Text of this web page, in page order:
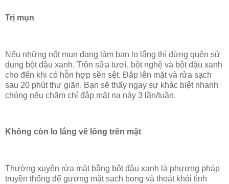
Trị mụn
Nếu những nốt mụn đang làm bạn lo lắng thì đừng quên sử
dụng bột đậu xanh. Trộn sữa tươi, bột nghệ và bột đậu xanh
cho đến khi có hỗn hợp sền sệt. Đắp lên mặt và rửa sạch
sau 20 phút thư giãn. Bạn sẽ thấy ngay sự khác biệt nhanh
chóng nếu chăm chỉ đắp mặt nạ này 3 lần/tuần.
Không còn lo lắng về lông trên mặt
Thường xuyên rửa mặt bằng bột đậu xanh là phương pháp
truyền thống để gương mặt sạch bong và thoát khỏi tình